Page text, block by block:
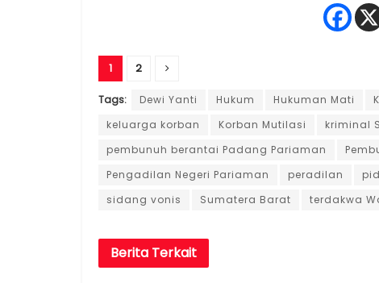
1 2
Tags: Dewi Yanti Hukum Hukuman Mati
keluarga korban
Korban Mutilasi kriminal
pembunuh berantai Padang Pariaman
Pengadilan Negeri Pariaman
peradilan
sidang vonis
Sumatera Barat terdakwa
Berita Terkait